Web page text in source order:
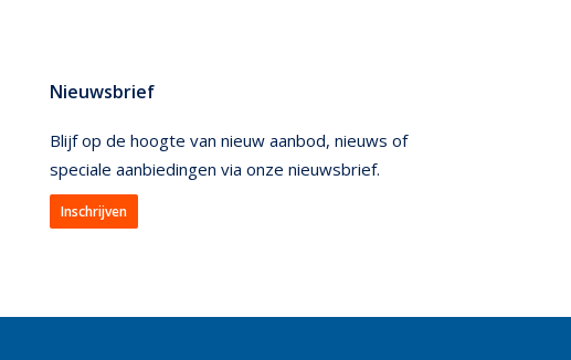
Nieuwsbrief
Blijf op de hoogte van nieuw aanbod, nieuws of
speciale aanbiedingen via onze nieuwsbrief.
Inschrijven